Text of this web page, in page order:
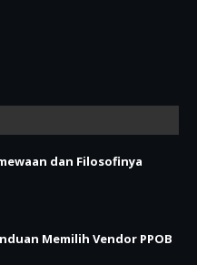
dan Filosofinya
Memilih Vendor PPOB